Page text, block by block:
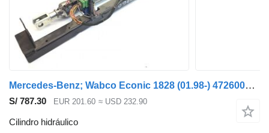
Mercedes-Benz; Wabco Econic 1828 (01.98-) 4726000220 cilindro hidráulico para Mercedes-Benz Econic (1998-2014) camión de basura
S/ 787.30 EUR 201.60 ≈ USD 232.90
Cilindro hidráulico